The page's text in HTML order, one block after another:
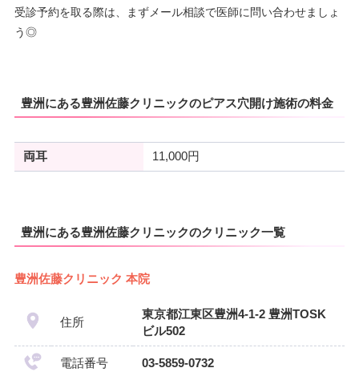
受診予約を取る際は、まずメール相談で医師に問い合わせましょ
う◎
豊洲にある豊洲佐藤クリニックのピアス穴開け施術の料金
両耳 11,000円
豊洲にある豊洲佐藤クリニックのクリニック一覧
豊洲佐藤クリニック 本院
住所
東京都江東区豊洲4-1-2 豊洲TOSK
ビル502
電話番号 03-5859-0732